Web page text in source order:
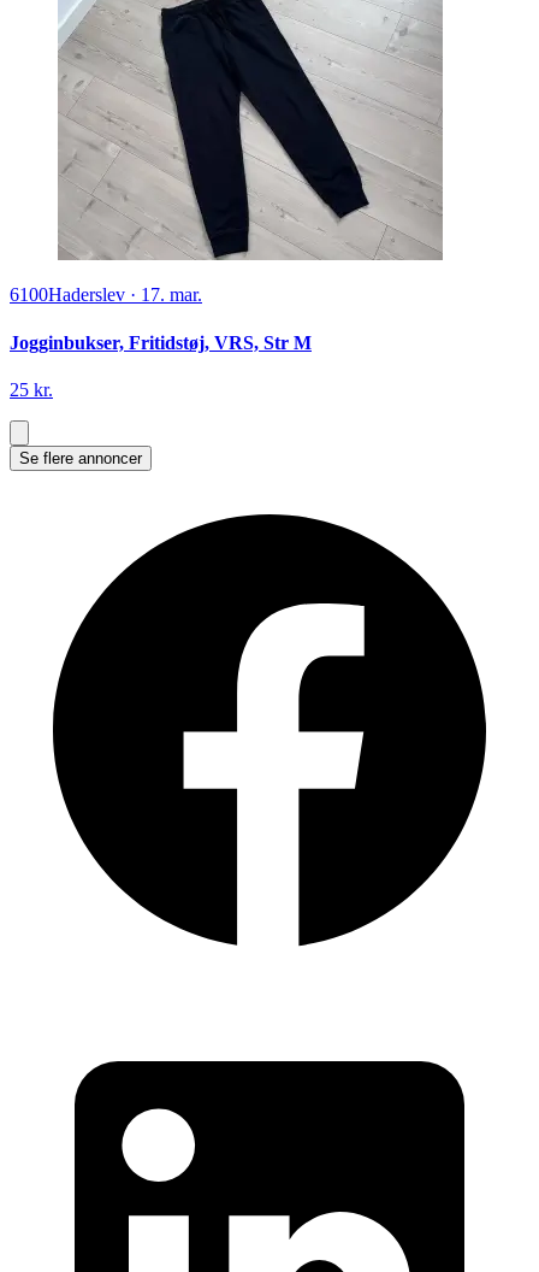
6100Haderslev · 17. mar.
Jogginbukser, Fritidstøj, VRS, Str M
25 kr.
Se flere annoncer